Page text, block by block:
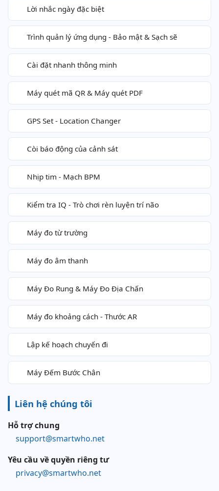
Lời nhắc ngày đặc biệt
Trình quản lý ứng dụng - Bảo mật & Sạch sẽ
Cài đặt nhanh thông minh
Máy quét mã QR & Máy quét PDF
GPS Set - Location Changer
Còi báo động của cảnh sát
Nhịp tim - Mạch BPM
Kiểm tra IQ - Trò chơi rèn luyện trí não
Máy đo từ trường
Máy đo âm thanh
Máy Đo Rung & Máy Đo Địa Chấn
Máy đo khoảng cách - Thước AR
Lập kế hoạch chuyến đi
Máy Đếm Bước Chân
Liên hệ chúng tôi
Hỗ trợ chung
support@smartwho.net
Yêu cầu về quyền riêng tư
privacy@smartwho.net